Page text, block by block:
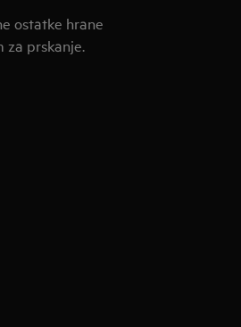
ostatke hrane
za prskanje.